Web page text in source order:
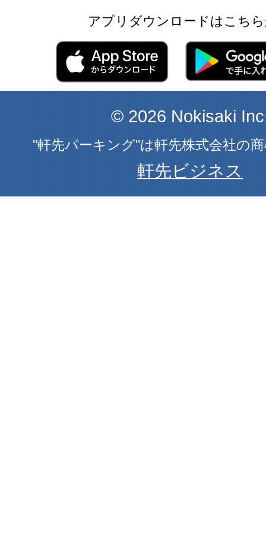
アプリダウンロードはこち
© 2026 Nokisaki
"軒先パーキング"は軒先株式会社の
軒先ビジネス